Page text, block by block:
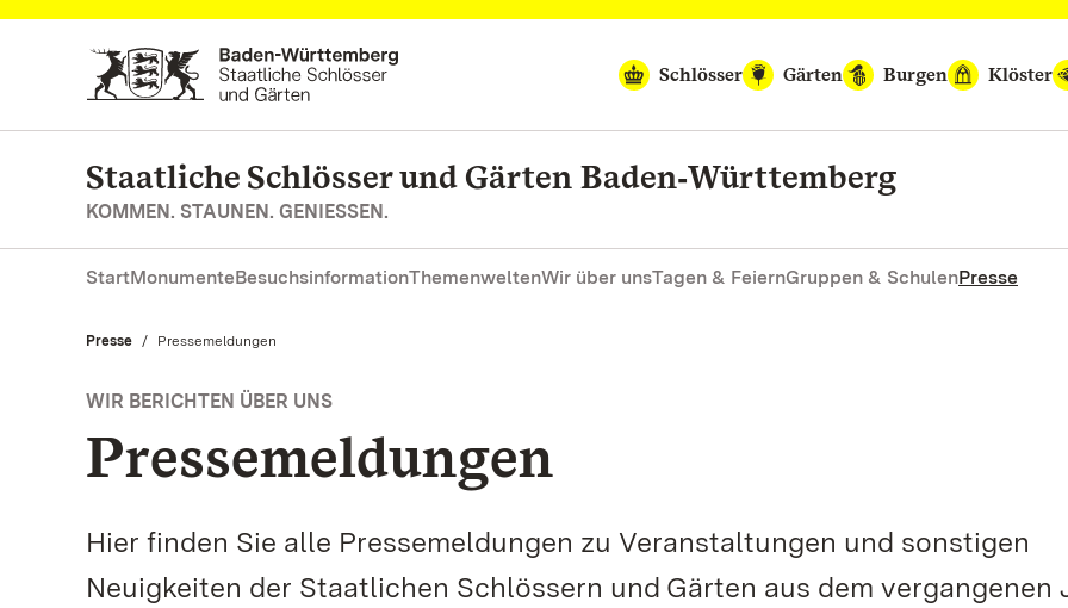
Zum Hauptinhalt springen
Schlösser
Gärten Burgen Klöster
Staatliche Schlösser und Gärten Baden‑Württemberg
KOMMEN. STAUNEN. GENIESSEN.
StartMonumenteBesuchsinformationThemenweltenWir über unsTagen & FeiernGruppen & SchulenPresse
Presse Aktuell:
Pressemeldungen
WIR BERICHTEN ÜBER UNS
Pressemeldungen
Hier finden Sie alle Pressemeldungen zu Veranstaltungen und sonstigen
Neuigkeiten der Staatlichen Schlössern und Gärten aus dem vergangenen